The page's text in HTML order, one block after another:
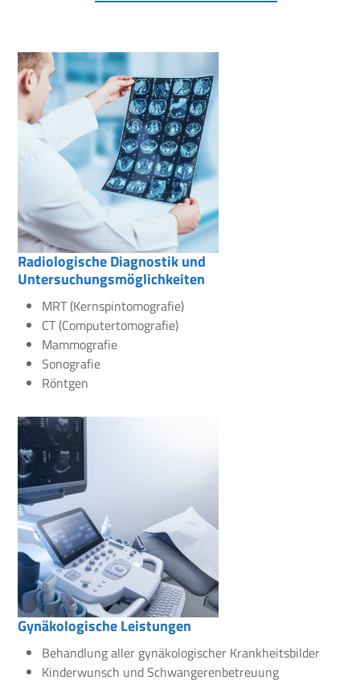
Radiologische Diagnostik und
Untersuchungsmöglichkeiten
MRT (Kernspintomografie)
CT (Computertomografie)
Mammografie
Sonografie
Röntgen
Gynäkologische Leistungen
Behandlung aller gynäkologischer Krankheitsbilder
Kinderwunsch und Schwangerenbetreuung